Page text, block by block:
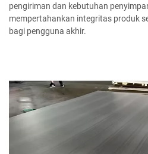
pengiriman dan kebutuhan
mempertahankan integritas produk
bagi pengguna akhir.